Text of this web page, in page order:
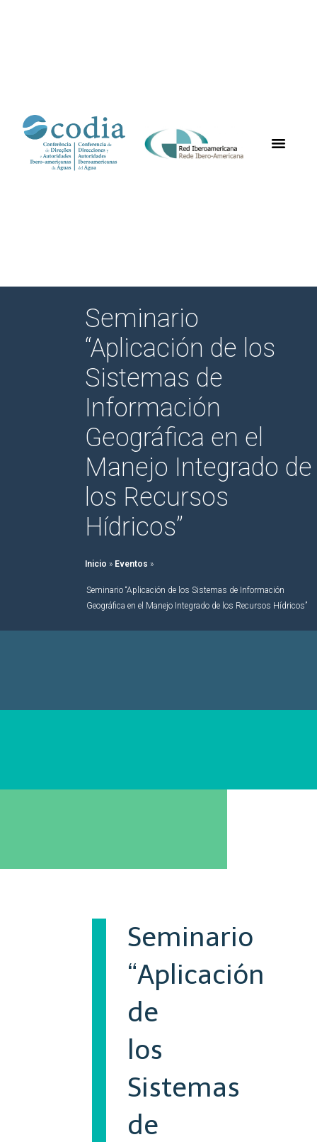
Seminario
“Aplicación de los
Sistemas de
Información
Geográfica en el
Manejo Integrado de
los Recursos
Hídricos”
Inicio » Eventos »
Seminario “Aplicación de los Sistemas de Información
Geográfica en el Manejo Integrado de los Recursos Hídricos”
Seminario
“Aplicación
de
los
Sistemas
de